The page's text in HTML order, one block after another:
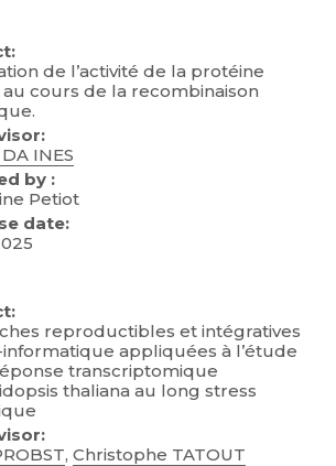
de l’activité de la protéine
au cours de la recombinaison
INES
by :
Petiot
date:
reproductibles et intégratives
appliquées à l’étude
transcriptomique
thaliana au long stress
, Christophe TATOUT